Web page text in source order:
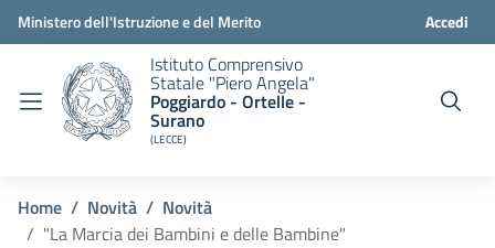
Ministero dell'Istruzione e del Merito Accedi
Istituto Comprensivo
Statale "Piero Angela"
Poggiardo - Ortelle -
Surano
(LECCE)
Home Novità
Novità
"La Marcia dei Bambini e delle Bambine"